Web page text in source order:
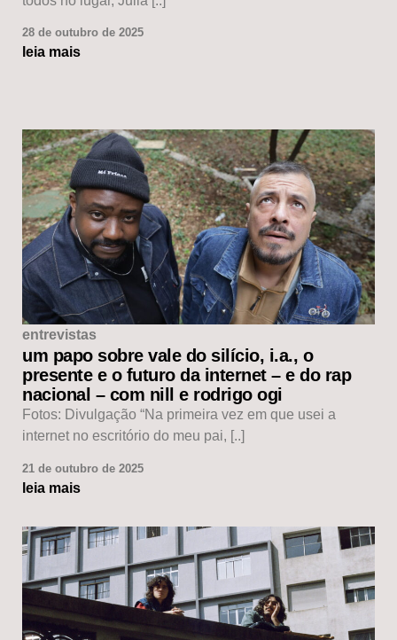
28 de outubro de 2025
leia mais
entrevistas
um papo sobre vale do silício, i.a., o
presente e o futuro da internet – e do rap
nacional – com nill e rodrigo ogi
Fotos: Divulgação “Na primeira vez em que usei a
internet no escritório do meu pai, [..]
21 de outubro de 2025
leia mais